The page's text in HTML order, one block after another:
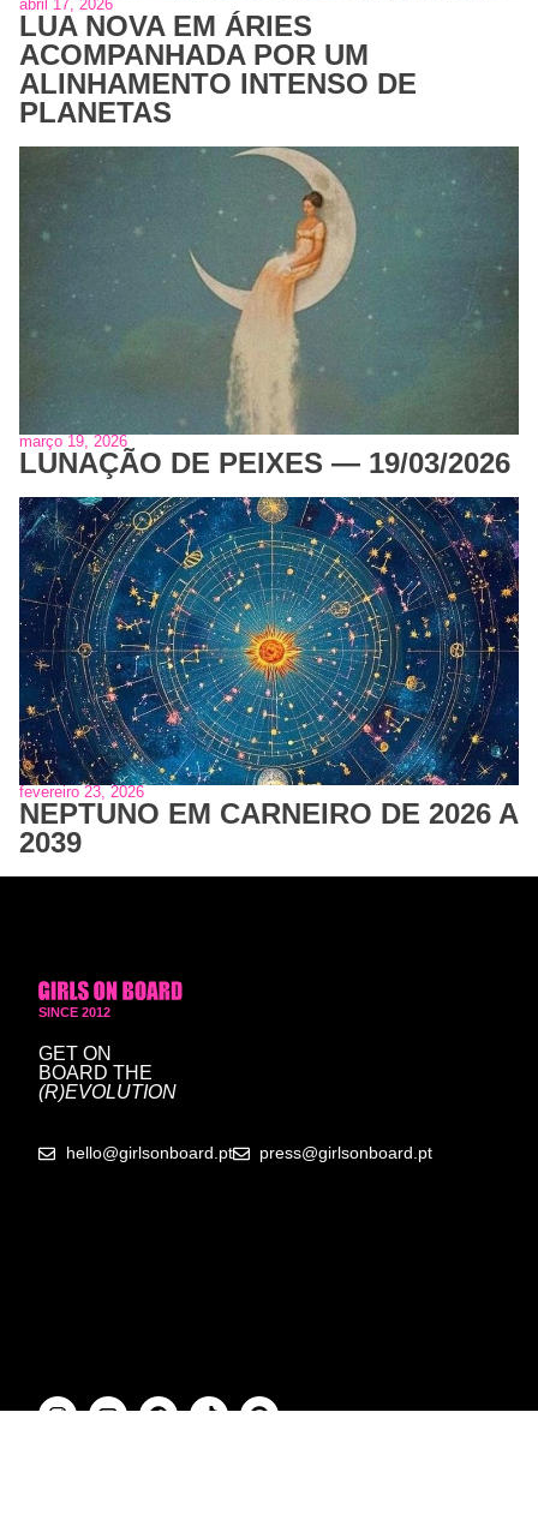
abril 17, 2026
LUA NOVA EM ÁRIES
ACOMPANHADA POR UM
ALINHAMENTO INTENSO DE
PLANETAS
março 19, 2026
LUNAÇÃO DE PEIXES — 19/03/2026
fevereiro 23, 2026
NEPTUNO EM CARNEIRO DE 2026 A
2039
SINCE 2012
GET ON
BOARD THE
(R)EVOLUTION
hello@girlsonboard.pt press@girlsonboard.pt